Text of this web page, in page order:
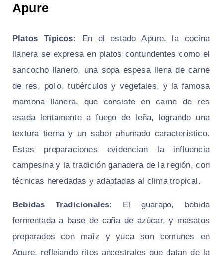
Apure
Platos Típicos: En el estado Apure, la cocina
llanera se expresa en platos contundentes como el
sancocho llanero, una sopa espesa llena de carne
de res, pollo, tubérculos y vegetales, y la famosa
mamona llanera, que consiste en carne de res
asada lentamente a fuego de leña, logrando una
textura tierna y un sabor ahumado característico.
Estas preparaciones evidencian la influencia
campesina y la tradición ganadera de la región, con
técnicas heredadas y adaptadas al clima tropical.
Bebidas Tradicionales:
El guarapo, bebida
fermentada a base de caña de azúcar, y masatos
preparados con maíz y yuca son comunes en
Apure, reflejando ritos ancestrales que datan de la